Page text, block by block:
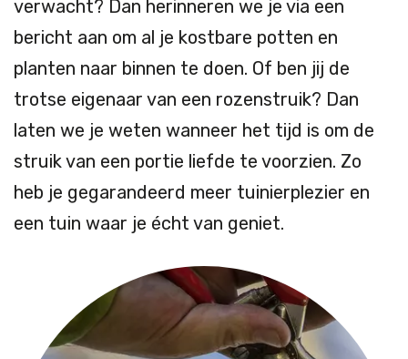
verwacht? Dan herinneren we je via een
bericht aan om al je kostbare potten en
planten naar binnen te doen. Of ben jij de
trotse eigenaar van een rozenstruik? Dan
laten we je weten wanneer het tijd is om de
struik van een portie liefde te voorzien. Zo
heb je gegarandeerd meer tuinierplezier en
een tuin waar je écht van geniet.